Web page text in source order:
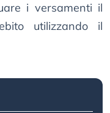
i versamenti il
utilizzando il